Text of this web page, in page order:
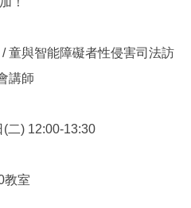
/ 童與智能障礙者性侵害司法訪
講師
(二) 12:00-13:30
教室